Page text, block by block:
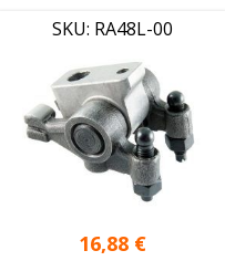
SKU: RA48L-00
16,88 €